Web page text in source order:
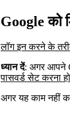
Google को
लॉग इन करने के
ध्यान दें: अगर आपने
पासवर्ड सेट करना
अगर यह काम नहीं